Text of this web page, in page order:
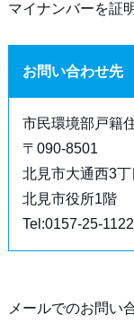
マイナンバーを証
お問い合わせ先
市民環境部戸籍
〒090-8501
北見市大通西3
北見市役所1階
Tel:0157-25-1122
メールでのお問い